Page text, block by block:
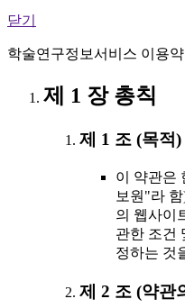
닫기
학술연구정보서비스 이용
제 1 장 총칙
제 1 조 (목적)
이 약관은
보원"라
의 웹사이
관한 조건
정하는 것
제 2 조 (약관